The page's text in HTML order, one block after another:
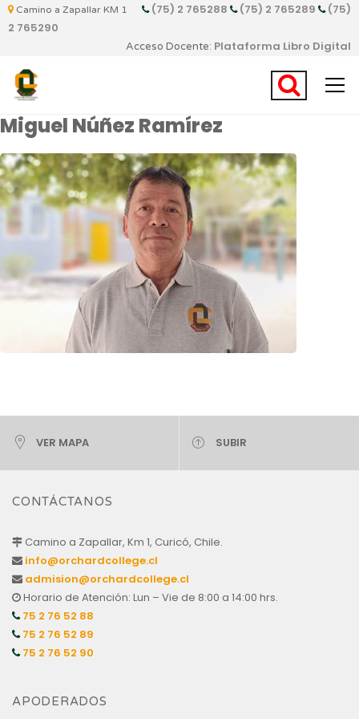
Camino a Zapallar KM 1 (75) 2 765288 (75) 2 765289
(75)
2 765290
Acceso Docente: Plataforma Libro Digital
Miguel Núñez Ramírez
VER MAPA SUBIR
CONTÁCTANOS
Camino a Zapallar, Km 1, Curicó, Chile.
info@orchardcollege.cl
admision@orchardcollege.cl
Horario de Atención: Lun – Vie de 8:00 a 14:00 hrs.
75 2 76 52 88
75 2 76 52 89
75 2 76 52 90
APODERADOS